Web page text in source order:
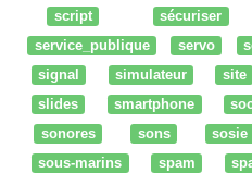
script
sécuriser
service_publique
servo
signal
simulateur site
slides
smartphone
sonores
sons sosie
sous-marins
spam